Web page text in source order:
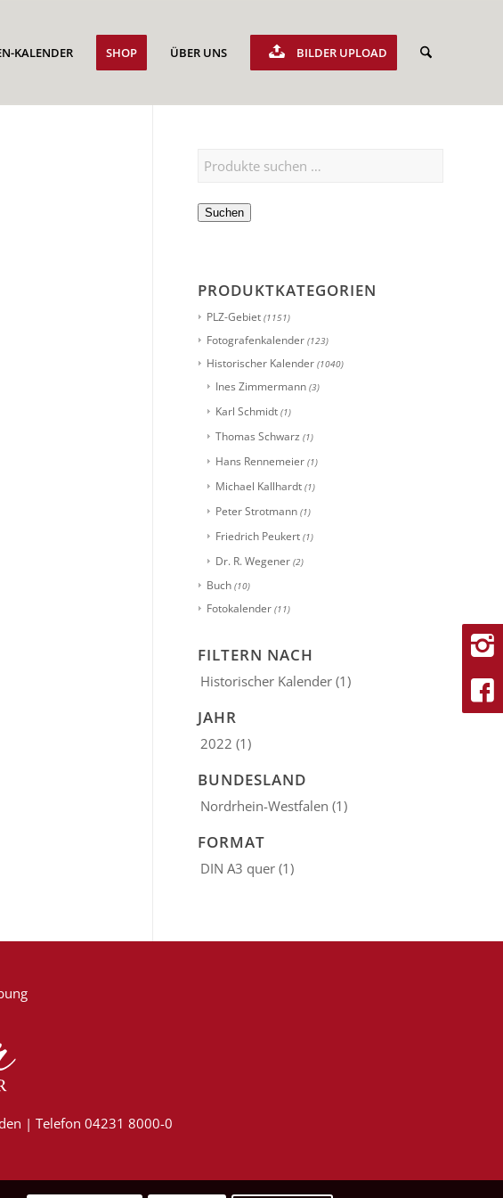
KALENDER SHOP ÜBER UNS BILDER UPLOAD
Suchen
PRODUKTKATEGORIEN
PLZ-Gebiet (1151)
Fotografenkalender (123)
Historischer Kalender (1040)
Ines Zimmermann (3)
Karl Schmidt (1)
Thomas Schwarz (1)
Hans Rennemeier (1)
Michael Kallhardt (1)
Peter Strotmann (1)
Friedrich Peukert (1)
Dr. R. Wegener (2)
Buch (10)
Fotokalender (11)
FILTERN NACH
Historischer Kalender (1)
JAHR
2022 (1)
BUNDESLAND
Nordrhein-Westfalen (1)
FORMAT
DIN A3 quer (1)
| Telefon 04231 8000-0